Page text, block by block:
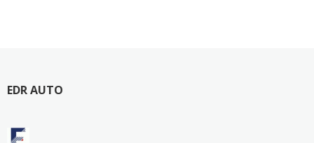
EDR AUTO